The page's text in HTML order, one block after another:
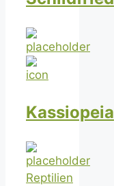
Kassiopeia
Reptilien